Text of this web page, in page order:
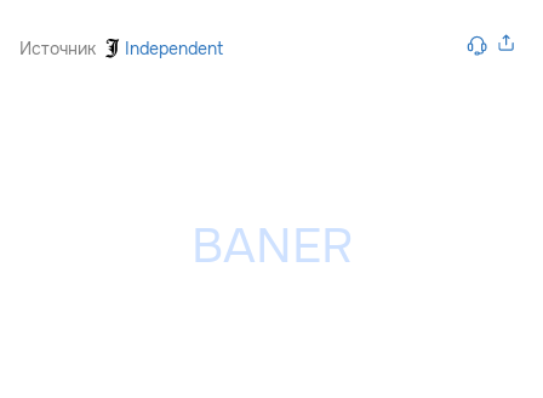
Источник Independent